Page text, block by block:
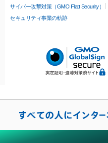
サイバー攻撃対策（GMO Flatt Security）
セキュリティ事業の軌跡